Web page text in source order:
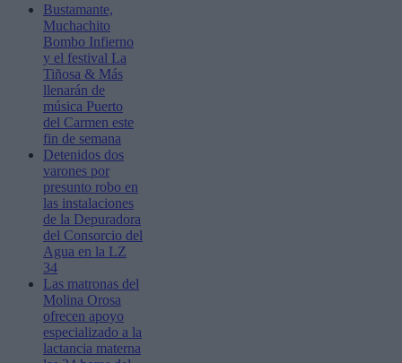
Bustamante,
Muchachito
Bombo Infierno
y el festival La
Tiñosa & Más
llenarán de
música Puerto
del Carmen este
fin de semana
Detenidos dos
varones por
presunto robo en
las instalaciones
de la Depuradora
del Consorcio del
Agua en la LZ
34
Las matronas del
Molina Orosa
ofrecen apoyo
especializado a la
lactancia materna